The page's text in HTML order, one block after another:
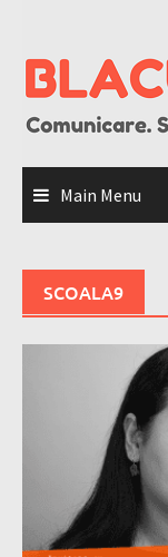
content
Main Menu
SCOALA9